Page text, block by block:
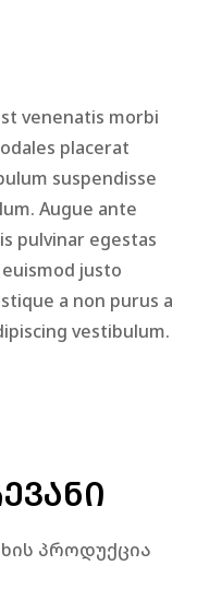
venenatis morbi
placerat
suspendisse
Augue ante
pulvinar egestas
justo
a non purus a
vestibulum.
პროდუქცია